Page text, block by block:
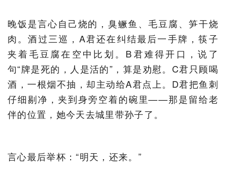
晚饭是言心自己烧的，臭鳜鱼、毛豆腐、笋干烧
肉。酒过三巡，A君还在纠结最后一手牌，筷子
夹着毛豆腐在空中比划。B君难得开口，说了
句“牌是死的，人是活的”，算是劝慰。C君只顾喝
酒，一根烟不抽，却主动给A君点上。D君把鱼刺
仔细剔净，夹到身旁空着的碗里——那是留给老
伴的位置，她今天去城里带孙子了。
言心最后举杯：“明天，还来。”